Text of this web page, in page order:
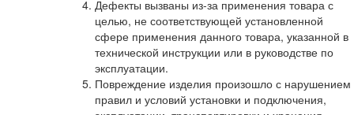
Дефекты вызваны из-за применения товара с
целью, не соответствующей установленной
сфере применения данного товара, указанной в
технической инструкции или в руководстве по
эксплуатации.
Повреждение изделия произошло с нарушением
правил и условий установки и подключения,